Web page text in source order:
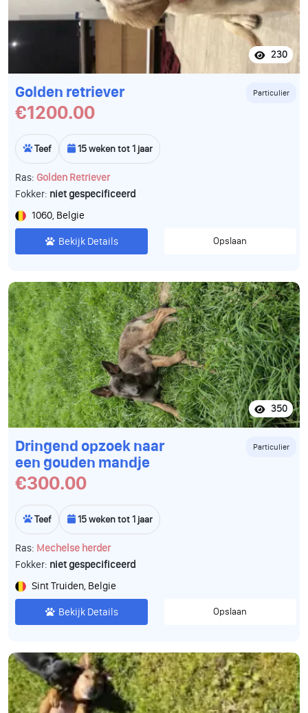
230
Golden retriever Particulier
€1200.00
Teef 15 weken tot 1 jaar
Ras: Golden Retriever
Fokker: niet gespecificeerd
1060, Belgie
Bekijk Details Opslaan
350
Dringend opzoek naar
een gouden mandje
Particulier
€300.00
Teef 15 weken tot 1 jaar
Ras: Mechelse herder
Fokker: niet gespecificeerd
Sint Truiden, Belgie
Bekijk Details Opslaan